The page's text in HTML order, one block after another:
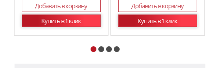
Добавить в корзину
Купить в 1 клик
Добавить в корзину
Купить в 1 клик